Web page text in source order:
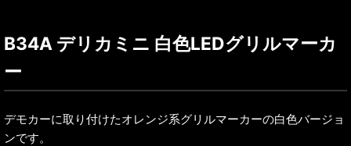
B34A デリカミニ 白色LEDグリルマーカ
ー
デモカーに取り付けたオレンジ系グリルマーカーの白色バージョ
ンです。